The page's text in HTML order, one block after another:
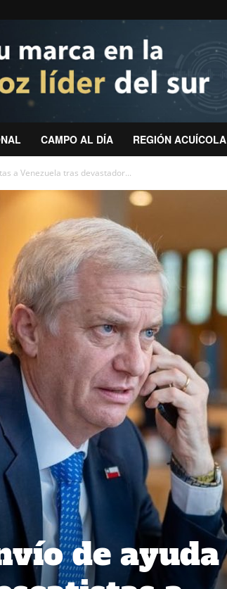
CAMPO AL DÍA REGIÓN ACUÍCOLA
a Venezuela tras devastador...
de ayuda